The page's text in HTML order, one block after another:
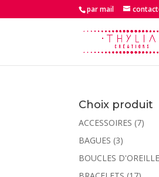
par mail
Choix produit
ACCESSOIRES (7)
BAGUES (3)
BOUCLES